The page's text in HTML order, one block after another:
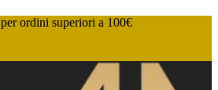
per ordini superiori a 100€